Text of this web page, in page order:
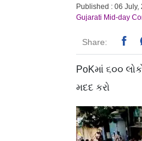
Published : 06 July,
Gujarati Mid-day
Share:
PoKમાં ૬૦૦
મદદ કરો